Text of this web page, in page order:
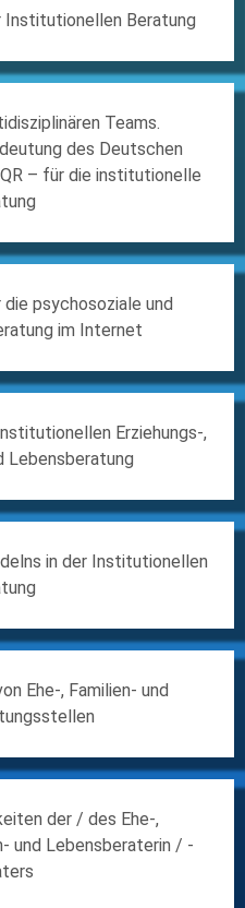
Institutionellen Beratung
Teams.
des Deutschen
– für die institutionelle
psychosoziale und
im Internet
Erziehungs-,
Lebensberatung
in der Institutionellen
Ehe-, Familien- und
der / des Ehe-,
und Lebensberaterin / -